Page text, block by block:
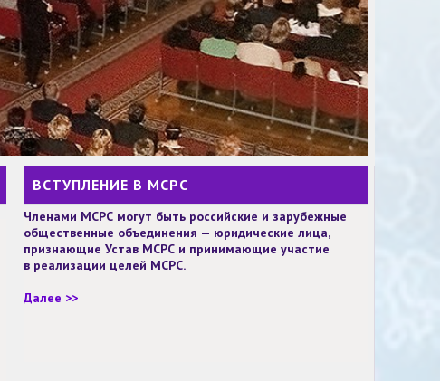
ВСТУПЛЕНИЕ В МСРС
Членами МСРС могут быть российские и зарубежные
общественные объединения — юридические лица,
признающие Устав МСРС и принимающие участие
в реализации целей МСРС.
Далее >>